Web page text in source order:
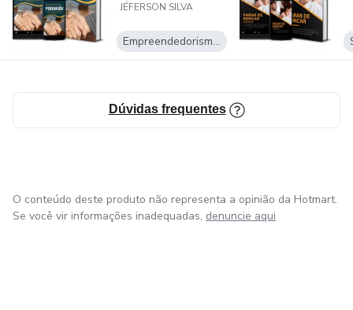
JÉFERSON SILVA
Empreendedorismo Digital
Dúvidas frequentes
O conteúdo deste produto não representa a opinião da Hotmart.
Se você vir informações inadequadas, denuncie aqui